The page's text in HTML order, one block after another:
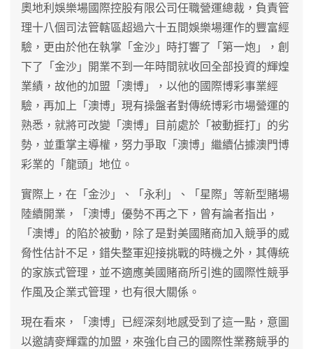
奧地利娛樂場國際控股有限公司任職營運總裁，負責管
理十八個司法管轄區超過六十五間娛樂場運作的豐富經
驗，更由於他在執掌「金沙」時打響了「第一炮」，創
下了「金沙」開業不到一年時間就收回全部投資的輝煌
業績，故他的加盟「澳博」，以他的國際博彩事業經
驗，再加上「澳博」現有操盤者對傳統博彩市場營運的
熟悉，就將可改變「澳博」目前處於「被動捱打」的劣
勢，並重掌主導權，努力爭取「澳博」繼續佔據澳門博
彩業的「龍頭」地位。
實際上，在「金沙」、「永利」、「星際」等新型賭場
陸續開業，「澳博」優勢不再之下，曾有論者指出，
「澳博」的陷於被動，除了是對美國賭商加入競爭的威
脅性估計不足，錯失整軍迎接挑戰的時機之外，其傳統
的家族式管理，並不適應美國賭商所引進的國際性競爭
作風及企業式管理，也有很大關係。
現在看來，「澳博」已經深刻地感受到了這一點，意圖
以邀請麥輝霆的加盟，來強化自己的國際性業務競爭的